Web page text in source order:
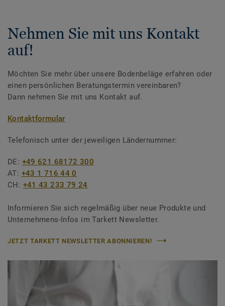
Nehmen Sie mit uns Kontakt
auf!
Möchten Sie mehr über unsere Bodenbeläge erfahren oder
einen persönlichen Beratungstermin vereinbaren?
Dann nehmen Sie mit uns Kontakt auf.
Kontaktformular
Telefonisch unter der jeweiligen Ländernummer:
DE: +49 621 68172 300
AT: +43 1 716 44 0
CH: +41 43 233 79 24
Informieren Sie sich regelmäßig über neue Produkte und
Unternehmens-Infos im Tarkett Newsletter.
JETZT TARKETT NEWSLETTER ABONNIEREN!